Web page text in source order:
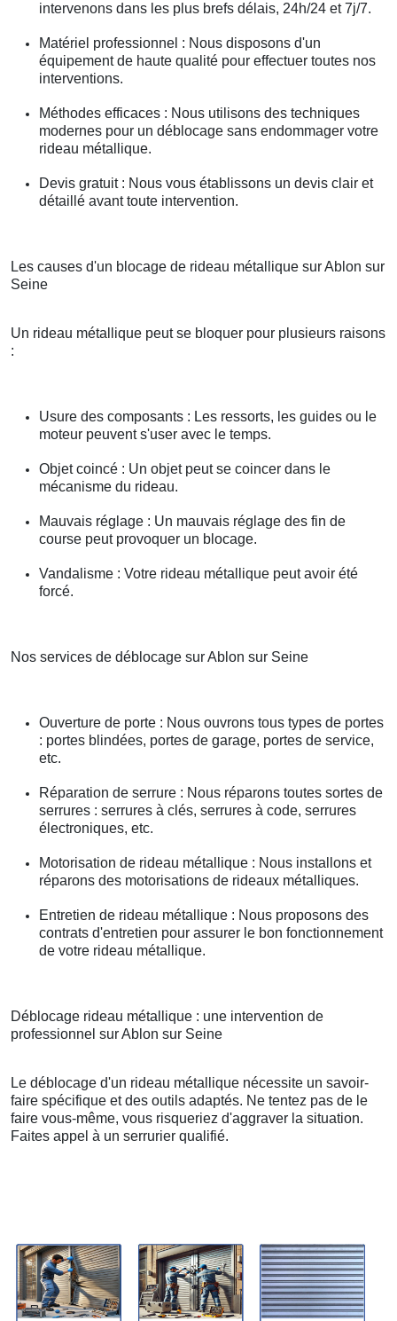
intervenons dans les plus brefs délais, 24h/24 et 7j/7.
Matériel professionnel : Nous disposons d'un
équipement de haute qualité pour effectuer toutes nos
interventions.
Méthodes efficaces : Nous utilisons des techniques
modernes pour un déblocage sans endommager votre
rideau métallique.
Devis gratuit : Nous vous établissons un devis clair et
détaillé avant toute intervention.
Les causes d'un blocage de rideau métallique sur Ablon sur
Seine
Un rideau métallique peut se bloquer pour plusieurs raisons
:
Usure des composants : Les ressorts, les guides ou le
moteur peuvent s'user avec le temps.
Objet coincé : Un objet peut se coincer dans le
mécanisme du rideau.
Mauvais réglage : Un mauvais réglage des fin de
course peut provoquer un blocage.
Vandalisme : Votre rideau métallique peut avoir été
forcé.
Nos services de déblocage sur Ablon sur Seine
Ouverture de porte : Nous ouvrons tous types de portes
: portes blindées, portes de garage, portes de service,
etc.
Réparation de serrure : Nous réparons toutes sortes de
serrures : serrures à clés, serrures à code, serrures
électroniques, etc.
Motorisation de rideau métallique : Nous installons et
réparons des motorisations de rideaux métalliques.
Entretien de rideau métallique : Nous proposons des
contrats d'entretien pour assurer le bon fonctionnement
de votre rideau métallique.
Déblocage rideau métallique : une intervention de
professionnel sur Ablon sur Seine
Le déblocage d'un rideau métallique nécessite un savoir-
faire spécifique et des outils adaptés. Ne tentez pas de le
faire vous-même, vous risqueriez d'aggraver la situation.
Faites appel à un serrurier qualifié.